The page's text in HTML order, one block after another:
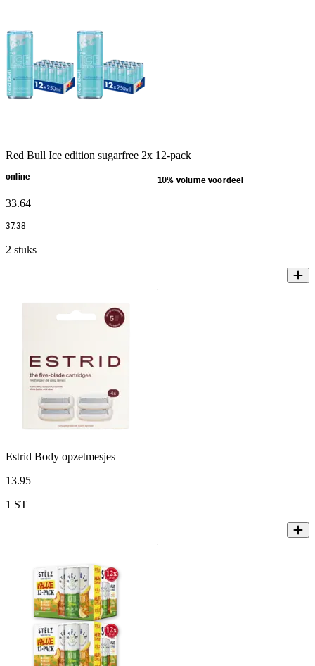
Red Bull Ice edition sugarfree 2x 12-pack
online 10% volume voordeel
33.64
37.38
2 stuks
Estrid Body opzetmesjes
13.95
1 ST